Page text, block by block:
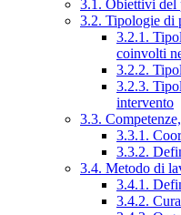
3.1. Obiettivi del
3.2. Tipologie di
3.2.1.
coinvolti
3.2.2.
3.2.3.
intervento
3.3.
3.3.1.
3.3.2.
3.4. Metodo di
3.4.1.
3.4.2.